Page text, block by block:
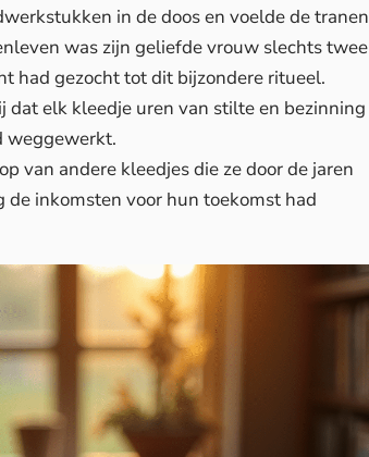
in de doos en voelde de tranen
was zijn geliefde vrouw slechts twee
had gezocht totdit bijzondere ritueel.
dat elk kleedje uren van stilte en bezinning
weggewerkt.
van andere kleedjes die ze door de jaren
inkomsten voor hun toekomst had